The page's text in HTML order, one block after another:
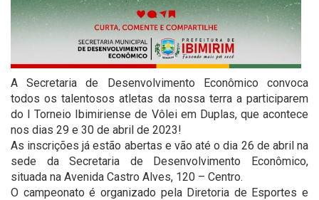
A Secretaria de Desenvolvimento Econômico convoca
todos os talentosos atletas da nossa terra a participarem
do I Torneio Ibimiriense de Vôlei em Duplas, que acontece
nos dias 29 e 30 de abril de 2023!
As inscrições já estão abertas e vão até o dia 26 de abril na
sede da Secretaria de Desenvolvimento Econômico,
situada na Avenida Castro Alves, 120 – Centro.
O campeonato é organizado pela Diretoria de Esportes e